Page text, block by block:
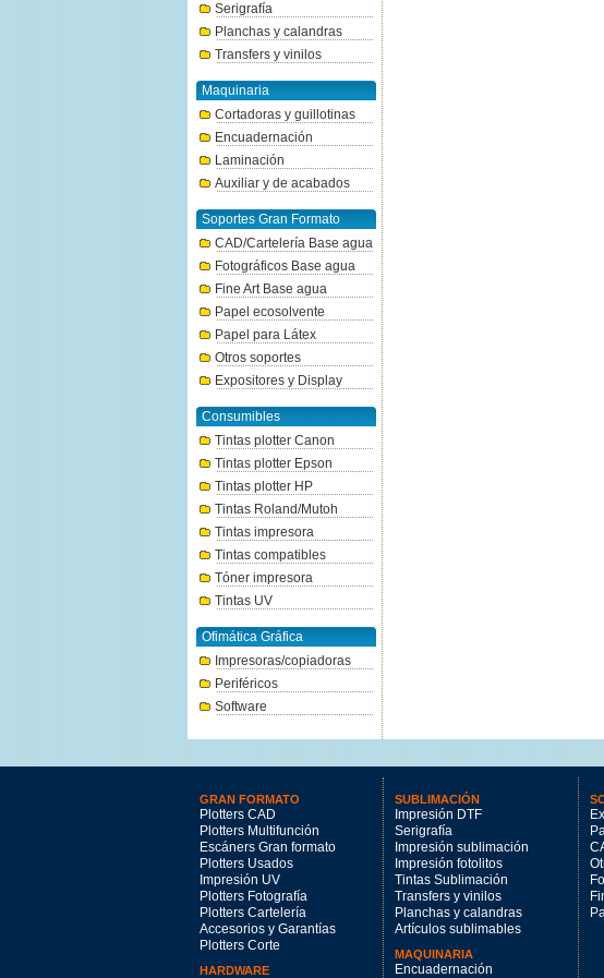
Serigrafía
Planchas y calandras
Transfers y vinilos
Maquinaria
Cortadoras y guillotinas
Encuadernación
Laminación
Auxiliar y de acabados
Soportes Gran Formato
CAD/Cartelería Base agua
Fotográficos Base agua
Fine Art Base agua
Papel ecosolvente
Papel para Látex
Otros soportes
Expositores y Display
Consumibles
Tintas plotter Canon
Tintas plotter Epson
Tintas plotter HP
Tintas Roland/Mutoh
Tintas impresora
Tintas compatibles
Tóner impresora
Tintas UV
Ofimática Gráfica
Impresoras/copiadoras
Periféricos
Software
GRAN FORMATO
Plotters CAD
Plotters Multifunción
Escáners Gran formato
Plotters Usados
Impresión UV
Plotters Fotografía
Plotters Cartelería
Accesorios y Garantías
Plotters Corte
HARDWARE
SUBLIMACIÓN
Impresión DTF
Serigrafía
Impresión sublimación
Impresión fotolitos
Tintas Sublimación
Transfers y vinilos
Planchas y calandras
Artículos sublimables
MAQUINARIA
Encuadernación